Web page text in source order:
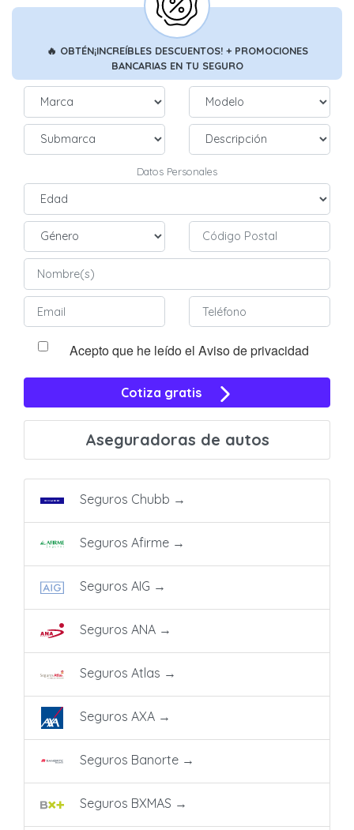
🔥 OBTÉN¡INCREÍBLES DESCUENTOS! + PROMOCIONES
BANCARIAS EN TU SEGURO
Datos Personales
Acepto que he leído el Aviso de privacidad
Cotiza gratis
Aseguradoras de autos
Seguros Chubb →
Seguros Afirme →
Seguros AIG →
Seguros ANA →
Seguros Atlas →
Seguros AXA →
Seguros Banorte →
Seguros BXMAS →